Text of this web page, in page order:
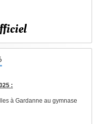
:
à Gardanne au gymnase